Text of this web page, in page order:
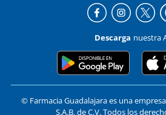
Descarga nuestra
© Farmacia Guadalajara es una
S.A.B. de C.V. Todos los